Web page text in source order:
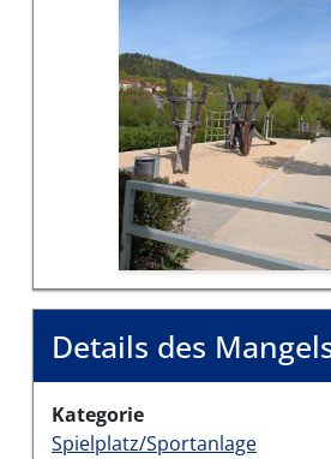
Details des
Kategorie
Spielplatz/Sportanlage